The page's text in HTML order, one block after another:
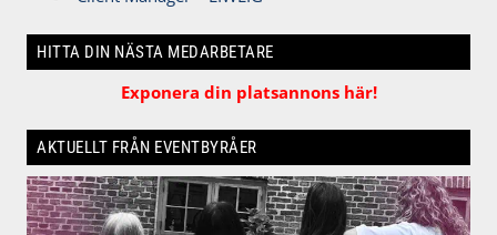
HITTA DIN NÄSTA MEDARBETARE
Exponera din platsannons här!
AKTUELLT FRÅN EVENTBYRÅER